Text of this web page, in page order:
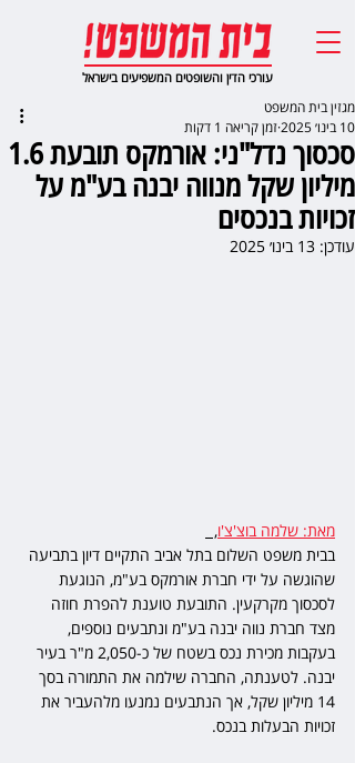
עורכי הדין והשופטים המשפיעים בישראל
סכסוך נדל"ני: אורמקס תובעת 1.6
מיליון שקל מנווה יבנה בע"מ על
זכויות בנכסים
מגזין בית המשפט
10 בינו׳ 2025
זמן קריאה 1 דקות
עודכן: 13 בינו׳ 2025
מאת: שלמה בוצ'צ'ו,
בבית משפט השלום בתל אביב התקיים דיון בתביעה
שהוגשה על ידי חברת אורמקס בע"מ, הנוגעת
לסכסוך מקרקעין. התובעת טוענת להפרת חוזה
מצד חברת נווה יבנה בע"מ ונתבעים נוספים,
בעקבות מכירת נכס בשטח של כ-2,050 מ"ר בעיר
יבנה. לטענתה, החברה שילמה את התמורה בסך
14 מיליון שקל, אך הנתבעים נמנעו מלהעביר את
זכויות הבעלות בנכס.